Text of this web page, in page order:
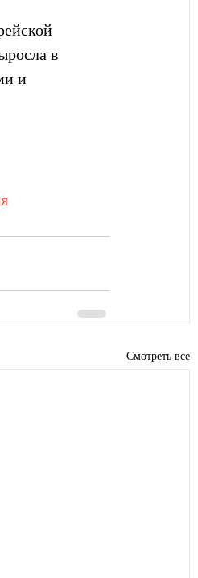
в
и
Смотреть все